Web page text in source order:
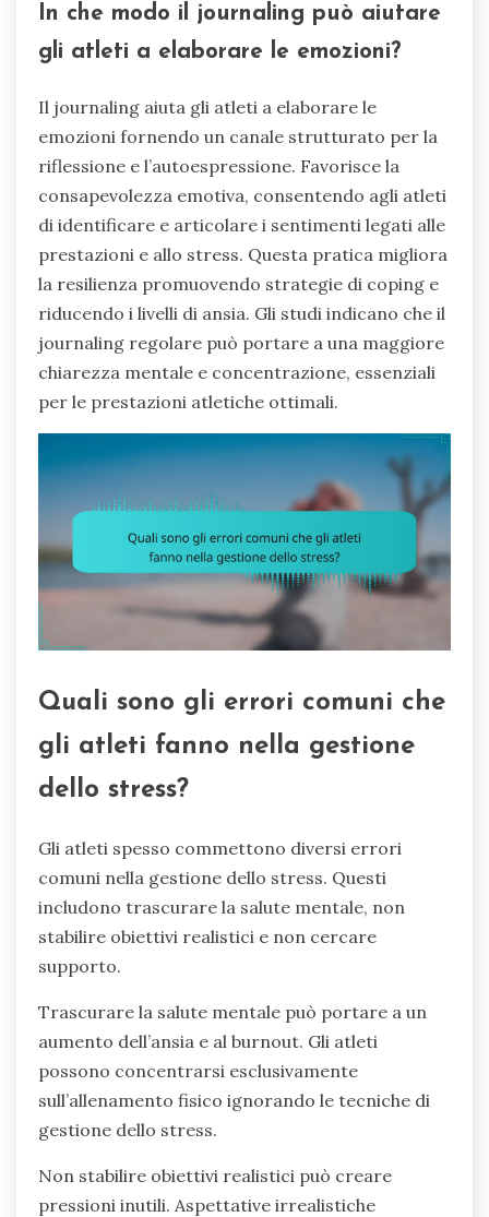
In che modo il journaling può aiutare
gli atleti a elaborare le emozioni?
Il journaling aiuta gli atleti a elaborare le
emozioni fornendo un canale strutturato per la
riflessione e l’autoespressione. Favorisce la
consapevolezza emotiva, consentendo agli atleti
di identificare e articolare i sentimenti legati alle
prestazioni e allo stress. Questa pratica migliora
la resilienza promuovendo strategie di coping e
riducendo i livelli di ansia. Gli studi indicano che il
journaling regolare può portare a una maggiore
chiarezza mentale e concentrazione, essenziali
per le prestazioni atletiche ottimali.
Quali sono gli errori comuni che
gli atleti fanno nella gestione
dello stress?
Gli atleti spesso commettono diversi errori
comuni nella gestione dello stress. Questi
includono trascurare la salute mentale, non
stabilire obiettivi realistici e non cercare
supporto.
Trascurare la salute mentale può portare a un
aumento dell’ansia e al burnout. Gli atleti
possono concentrarsi esclusivamente
sull’allenamento fisico ignorando le tecniche di
gestione dello stress.
Non stabilire obiettivi realistici può creare
pressioni inutili. Aspettative irrealistiche